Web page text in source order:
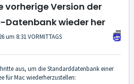
vorherige Version der
Datenbank wieder her
um 8:31 VORMITTAGS
aus, um die Standarddatenbank einer
für Mac wiederherzustellen: